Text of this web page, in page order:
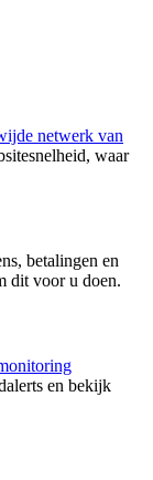
netwerk van
waar
betalingen en
dit voor u doen.
en bekijk